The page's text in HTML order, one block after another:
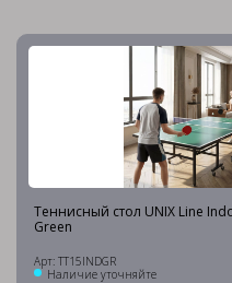
Теннисный стол UNIX Line
Green
Арт: TT15INDGR
Наличие уточняйте